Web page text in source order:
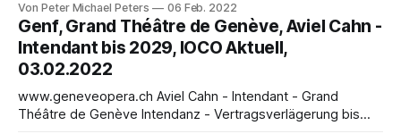
Michael Peters Als er sich der Dramatisierung seiner Elektra
(1903) näherte, war Hugo von Hofmannsthal (1874-1929)
entschlossen, mit der goetheschen Tradition der
Humanisierung der Antike zu brechen: „Ich dachte an einen
Von Peter Michael Peters 06 Feb. 2022
Genf, Grand Théâtre de Genève, Aviel Cahn -
Intendant bis 2029, IOCO Aktuell,
03.02.2022
www.geneveopera.ch Aviel Cahn - Intendant - Grand
Théâtre de Genève Intendanz - Vertragsverlägerung bis